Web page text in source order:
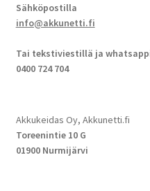
Sähköpostilla
info@akkunetti.fi
Tai tekstiviestillä ja
0400 724 704
Akkukeidas Oy, Akkunetti.fi
Toreenintie 10 G
01900 Nurmijärvi